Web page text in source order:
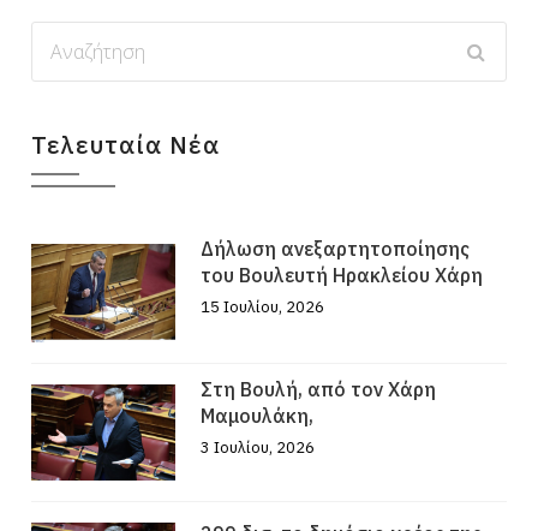
Τελευταία Νέα
Δήλωση ανεξαρτητοποίησης
του Βουλευτή Ηρακλείου Χάρη
15 Ιουλίου, 2026
Στη Βουλή, από τον Χάρη
Μαμουλάκη,
3 Ιουλίου, 2026